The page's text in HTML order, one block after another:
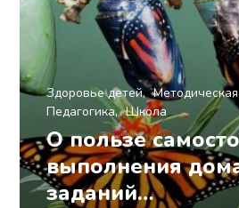
Здоровье детей
Педагогика
Школа
О пользе
выполнения
заданий…